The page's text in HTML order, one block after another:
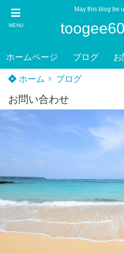
MENU
May this blog be
ホームページ ブログ
ホーム ブログ
お問い合わせ